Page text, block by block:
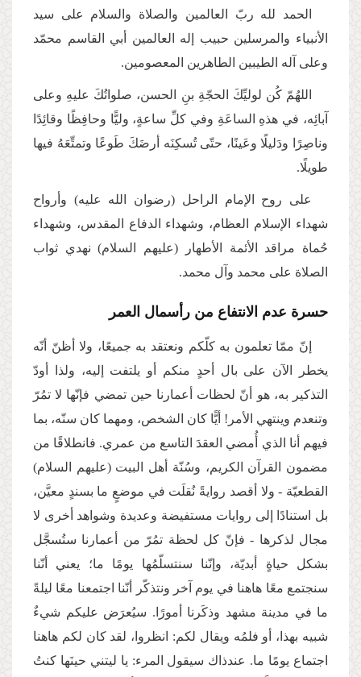
الحمد لله ربّ العالمين والصلاة والسلام على سيد
الأنبياء والمرسلين حبيب إله العالمين أبي القاسم محمّد
وعلى آله الطيبين الطاهرين المعصومين.
اللهُمّ كُن لوليِّكَ الحجّةِ بنِ الحسن، صلواتُكَ عليهِ وعلى
آبائِه، في هذهِ الساعَةِ وفي كلِّ ساعةٍ، وليًّا وحافِظًا وقائِدًا
وناصِرًا ودَليلًا وعَينًا، حتّى تُسكِنَه أرضَكَ طَوعًا وتمتِّعَهُ فيها
طويلًا.
على روح الإمام الراحل (رضوان الله عليه) وأرواح
شهداء الإسلام العظام، وشهداء الدفاع المقدس، وشهداء
حُماة مراقد الأئمة الأطهار (عليهم السلام) نهدي ثواب
الصلاة على محمد وآل محمد.
حسرة عدم الانتفاع من رأسمال العمر
إنّ ممّا تعلمون به كلّكم ونعتقد به جميعًا، ولا أظنّ أنّه
يخطر الآن على بال أحدٍ منكم أو يلتفت إليه، ولذا أودّ
التذكير به، هو أنّ لحظات أعمارنا حين تمضي فإنّها لا تمُرّ
وتنعدم وينتهي الأمر! أيًّا كان الشخص، ومهما كان سنّه، بما
فيهم أنا الذي أُمضي العقدَ التاسع من عمري. فانطلاقًا من
مضمون القرآن الكريم، وسُنّة أهل البيت (عليهم السلام)
القطعيّة - ولا أقصد روايةً نُقلَت في موضعٍ ما بسندٍ معيَّن،
بل استنادًا إلى روايات مستفيضة وعديدة وشواهد أخرى لا
مجال لذكرها - فإنّ كل لحظة تمُرّ من أعمارنا ستُسجَّل
بشكل حياةٍ أبديّة، وإنّنا سنتسلّمُها يومًا ما؛ يعني أنّنا
سنجتمع معًا هاهنا في يوم آخر ونتذكّر أنّنا اجتمعنا معًا ليلةً
ما في مدينة مشهد وذكَرنا أمورًا. سيُعرَض عليكم شيءٌ
شبيه بهذا، أو فلمُه ويقال لكم: انظروا، لقد كان لكم هاهنا
اجتماع يومًا ما. عندذاك سيقول المرء: يا ليتني حينَها كنتُ